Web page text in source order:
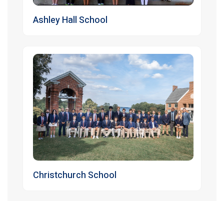
Ashley Hall School
Christchurch School